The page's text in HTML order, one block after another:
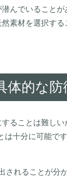
んでいること
素材を選択す
体的な防
ることは難し
十分に可能で
されることが分